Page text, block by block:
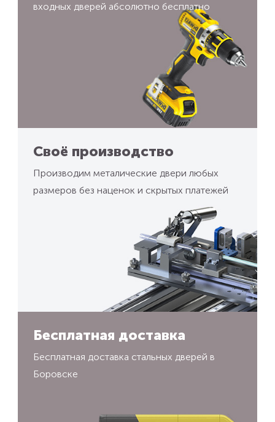
входных дверей абсолютно бесплатно
Своё производство
Производим металические двери любых
размеров без наценок и скрытых платежей
Бесплатная доставка
Бесплатная доставка стальных дверей в
Боровске